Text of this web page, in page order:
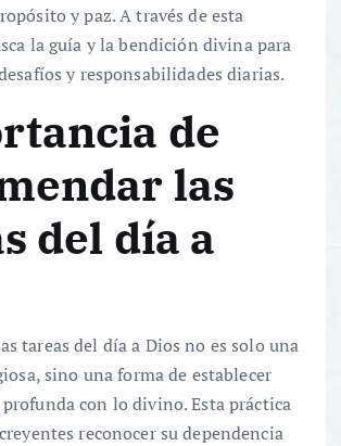
y paz. A través de esta
la guía y la bendición divina para
y responsabilidades diarias.
de
las
del día a
tareas del día a Dios no es solo una
sino una forma de establecer
con lo divino. Esta práctica
reconocer su dependencia